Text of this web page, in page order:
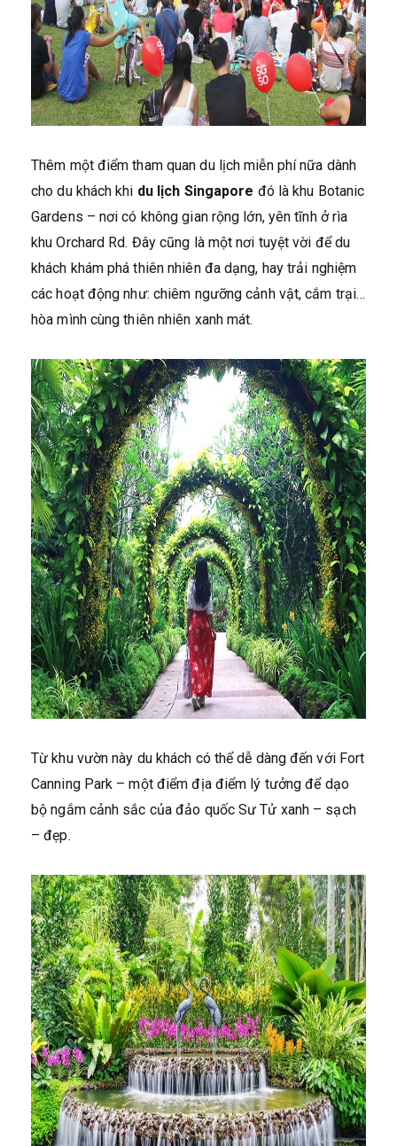
Thêm một điểm tham quan du lịch miễn phí nữa dành
cho du khách khi du lịch Singapore đó là khu Botanic
Gardens – nơi có không gian rộng lớn, yên tĩnh ở rìa
khu Orchard Rd. Đây cũng là một nơi tuyệt vời để du
khách khám phá thiên nhiên đa dạng, hay trải nghiệm
các hoạt động như: chiêm ngưỡng cảnh vật, cắm trại…
hòa mình cùng thiên nhiên xanh mát.
Từ khu vườn này du khách có thể dễ dàng đến với Fort
Canning Park – một điểm địa điểm lý tưởng để dạo
bộ ngắm cảnh sắc của đảo quốc Sư Tử xanh – sạch
– đẹp.